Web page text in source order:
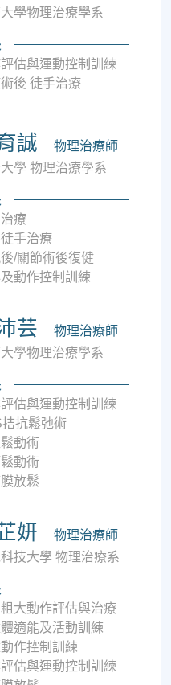
學物理治療學系
估與運動控制訓練
後 徒手治療
誠
物理治療師
學 物理治療學系
療
手治療
/關節術後復健
動作控制訓練
芸
物理治療師
學物理治療學系
估與運動控制訓練
抗鬆弛術
動術
動術
放鬆
妍
物理治療師
技大學 物理治療系
大動作評估與治療
適能及活動訓練
作控制訓練
估與運動控制訓練